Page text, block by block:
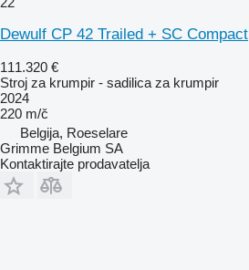
Dewulf CP 42 Trailed + SC Compact
111.320 €
Stroj za krumpir - sadilica za krumpir
2024
220 m/č
Belgija, Roeselare
Grimme Belgium SA
Kontaktirajte prodavatelja